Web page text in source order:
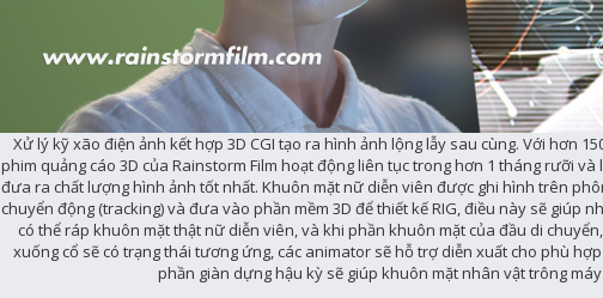
Xử lý kỹ xão điện ảnh kết hợp 3D CGI tạo ra hình ảnh lộng lẫy sau cùng. Với hơn
phim quảng cáo 3D của Rainstorm Film hoạt động liên tục trong hơn 1 tháng rưỡi và
đưa ra chất lượng hình ảnh tốt nhất. Khuôn mặt nữ diễn viên được ghi hình trên
chuyển động (tracking) và đưa vào phần mềm 3D để thiết kế RIG, điều này sẽ giúp
có thể ráp khuôn mặt thật nữ diễn viên, và khi phần khuôn mặt của đầu di
xuống cổ sẽ có trạng thái tương ứng, các animator sẽ hỗ trợ diễn xuất cho phù
phần giàn dựng hậu kỳ sẽ giúp khuôn mặt nhân vật trông